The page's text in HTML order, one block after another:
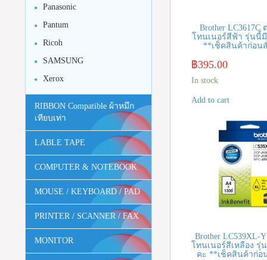
Brother LC3617C
โทนเนอร์สีฟ้า รุ่นนี้
**เช็คสินค้าก่อน
฿395.00
In stock
Add to cart
Brother LC539XL-
โทนเนอร์สีเหลือง รุ่
คะ **เช็คสินค้าก่อ
Panasonic
Pantum
Ricoh
SAMSUNG
Xerox
RIBBON Compatible ผ้าหมึก
เทียบเท่า
LABLE TAPE
COMPUTER & NOTEBOOK
MOUSE / KEYBOARD / PAD
PRINTER / SCANNER / FAX
MONITOR